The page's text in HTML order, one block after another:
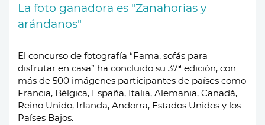
La foto ganadora es "Zanahorias y
arándanos"
El concurso de fotografía “Fama, sofás para
disfrutar en casa” ha concluido su 37ª edición, con
más de 500 imágenes participantes de países como
Francia, Bélgica, España, Italia, Alemania, Canadá,
Reino Unido, Irlanda, Andorra, Estados Unidos y los
Países Bajos.